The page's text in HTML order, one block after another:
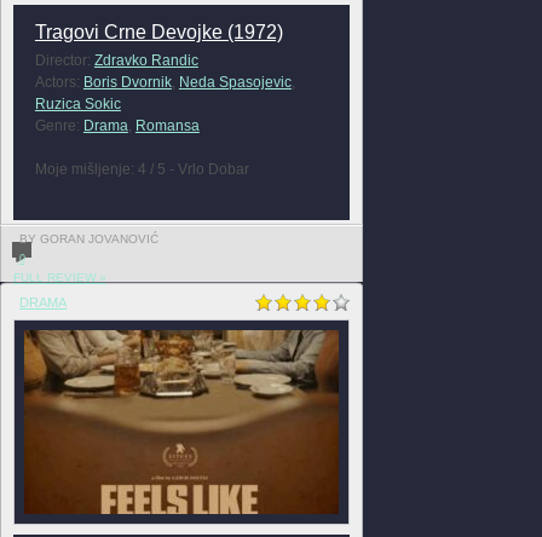
Tragovi Crne Devojke (1972)
Director: Zdravko Randic
Actors: Boris Dvornik, Neda Spasojevic,
Ruzica Sokic
Genre: Drama, Romansa
Moje mišljenje: 4 / 5 - Vrlo Dobar
BY GORAN JOVANOVIĆ
0
FULL REVIEW »
DRAMA